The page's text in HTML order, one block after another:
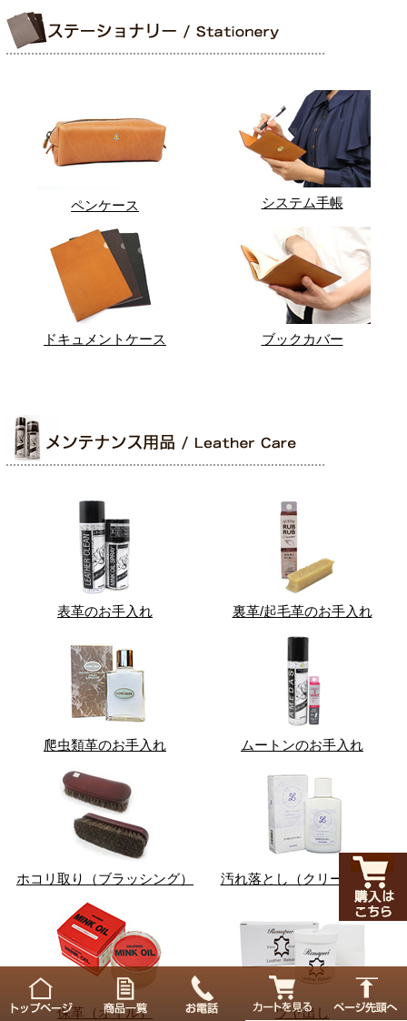
ペンケース システム手帳
ドキュメントケース ブックカバー
表革のお手入れ 裏革/起毛革のお手入れ
爬虫類革のお手入れ ムートンのお手入れ
ホコリ取り（ブラッシング） 汚れ落とし（クリーナー）
保革（オイル） ツヤ出し